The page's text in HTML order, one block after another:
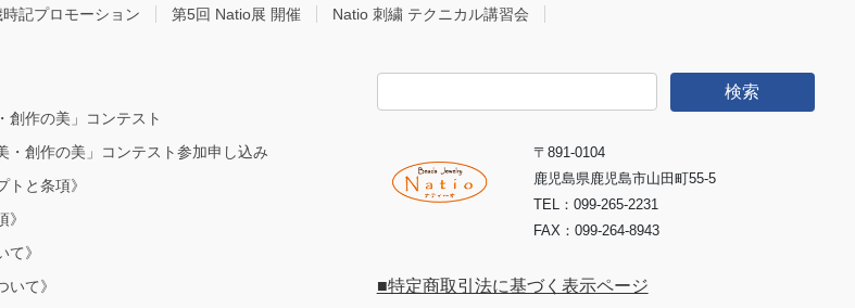
記プロモーション 第5回 Natio展 開催 Natio 刺繍 テクニカル講習会
創作の美」コンテスト
・創作の美」コンテスト参加申し込み
トと条項》
》
て》
いて》
索:
〒891-0104
鹿児島県鹿児島市山田町55-5
TEL：099-265-2231
FAX：099-264-8943
■特定商取引法に基づく表示ページ